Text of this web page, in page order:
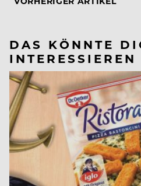
DAS KÖNNTE
INTERESSIEREN